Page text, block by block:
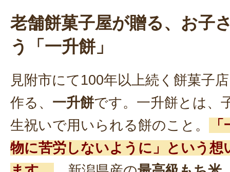
老舗餅菓子屋が贈る、お子
う「一升餅」
見附市にて100年以上続く餅菓子
作る、 一升餅です。一升餅とは、
生祝いで用いられる餅のこと。
物に苦労しないように」という想